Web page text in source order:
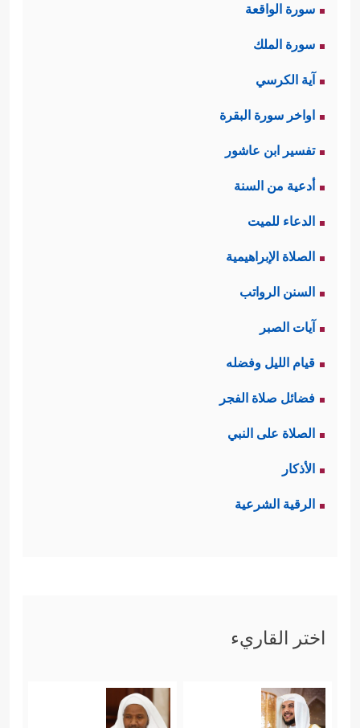
سورة الواقعة
سورة الملك
آية الكرسي
اواخر سورة البقرة
تفسير ابن عاشور
أدعية من السنة
الدعاء للميت
الصلاة الإبراهيمية
السنن الرواتب
آيات الصبر
قيام الليل وفضله
فضائل صلاة الفجر
الصلاة على النبي
الأذكار
الرقية الشرعية
اختر القاريء